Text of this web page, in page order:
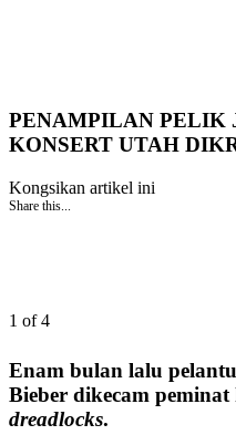
PENAMPILAN PELIK
KONSERT UTAH
Kongsikan artikel ini
Share this...
1 of 4
Enam bulan lalu
Bieber dikecam
dreadlocks.